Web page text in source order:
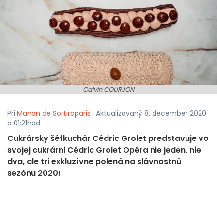
Calvin COURJON
Pri Manon de Sortiraparis · Aktualizovaný 8. december 2020
o 01:21hod.
Cukrársky šéfkuchár Cédric Grolet predstavuje vo
svojej cukrárni Cédric Grolet Opéra nie jeden, nie
dva, ale tri exkluzívne polená na slávnostnú
sezónu 2020!